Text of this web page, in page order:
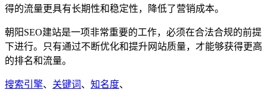
得的流量更具有长期性和稳定性，降低了营销成本。
朝阳SEO建站是一项非常重要的工作，必须在合法合规的前提
下进行。只有通过不断优化和提升网站质量，才能够获得更高
的排名和流量。
搜索引擎、 关键词 、 知名度、